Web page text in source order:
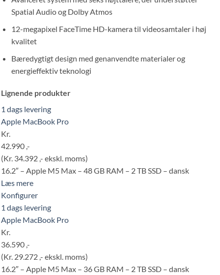
Spatial Audio og Dolby Atmos
12-megapixel FaceTime HD-kamera til videosamtaler i høj
kvalitet
Bæredygtigt design med genanvendte materialer og
energieffektiv teknologi
Lignende produkter
1 dags levering
Apple MacBook Pro
Kr.
42.990 ,-
(Kr. 34.392 ,- ekskl. moms)
16.2″ – Apple M5 Max – 48 GB RAM – 2 TB SSD – dansk
Læs mere
Konfigurer
1 dags levering
Apple MacBook Pro
Kr.
36.590 ,-
(Kr. 29.272 ,- ekskl. moms)
16.2″ – Apple M5 Max – 36 GB RAM – 2 TB SSD – dansk